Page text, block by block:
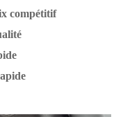
compétitif